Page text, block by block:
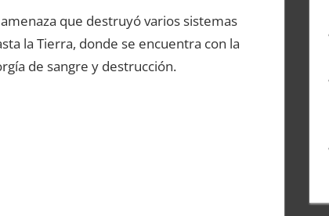
que destruyó varios sistemas
la Tierra, donde se encuentra con la
de sangre y destrucción.